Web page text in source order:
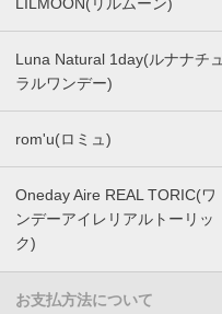
Luna Natural 1day(ルナナチュ
ラルワンデー)
rom'u(ロミュ)
Oneday Aire REAL TORIC(ワ
ンデーアイレリアルトーリッ
ク)
お支払方法について